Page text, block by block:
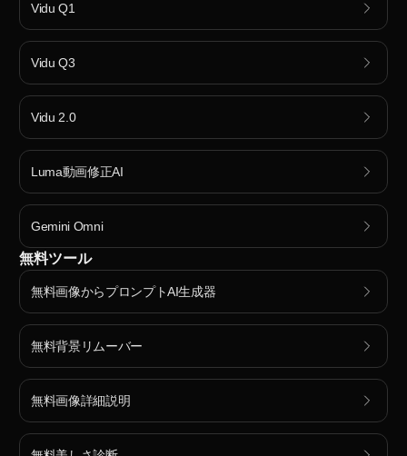
Vidu Q1
Vidu Q3
Vidu 2.0
Luma動画修正AI
Gemini Omni
無料ツール
無料画像からプロンプトAI生成器
無料背景リムーバー
無料画像詳細説明